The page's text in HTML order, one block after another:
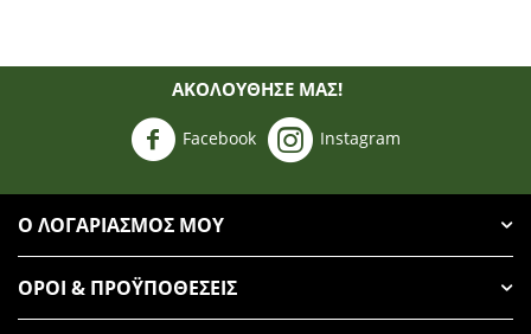
ΑΚΟΛΟΥΘΗΣΈ ΜΑΣ!
Facebook Instagram
Ο ΛΟΓΑΡΙΑΣΜΌΣ ΜΟΥ
ΌΡΟΙ & ΠΡΟΫΠΟΘΈΣΕΙΣ